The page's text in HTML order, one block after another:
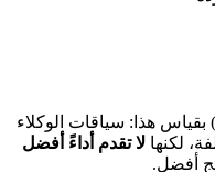
قام JetBrains Research (ديسمبر ٢٠٢٥) بقياس هذا: سياقات الوكلاء
لكنها لا تقدم أداءً أفضل
أفضل.